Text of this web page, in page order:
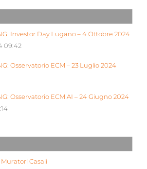
Investor Day Lugano – 4 Ottobre 2024
09:42
Osservatorio ECM – 23 Luglio 2024
Osservatorio ECM AI – 24 Giugno 2024
Casali